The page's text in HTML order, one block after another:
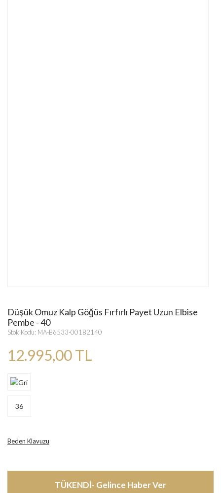
Düşük Omuz Kalp Göğüs Fırfırlı Payet Uzun Elbise
Pembe - 40
Stok Kodu: MA-B6533-001B2140
12.995,00 TL
36
Beden Klavuzu
TÜKENDİ- Gelince Haber Ver